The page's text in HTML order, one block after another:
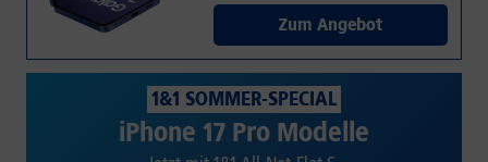
Zum Angebot
1&1 SOMMER-SPECIAL
iPhone 17 Pro Modelle